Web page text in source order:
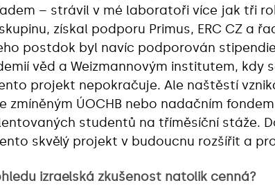
– strávil v mé laboratoři více jak tři
získal podporu Primus, ERC CZ a
postdok byl navíc podporován
věd a Weizmannovým institutem, kdy
projekt nepokračuje. Ale naštěstí
ÚOCHB nebo nadačním
studentů na tříměsíční stáže.
skvělý projekt v budoucnu rozšířit a
izraelská zkušenost natolik cenná?